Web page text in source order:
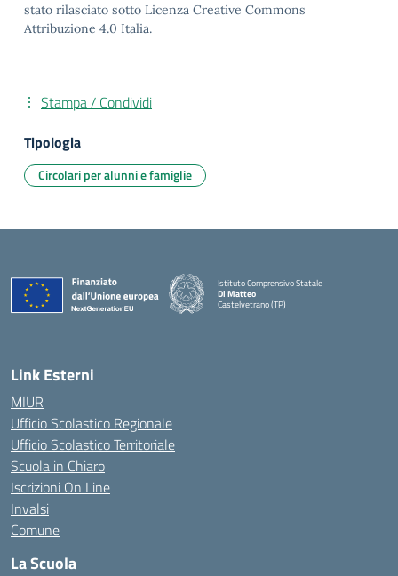
stato rilasciato sotto Licenza Creative Commons
Attribuzione 4.0 Italia.
Stampa / Condividi
Tipologia
Circolari per alunni e famiglie
Istituto Comprensivo Statale
Di Matteo
Castelvetrano (TP)
Link Esterni
MIUR
Ufficio Scolastico Regionale
Ufficio Scolastico Territoriale
Scuola in Chiaro
Iscrizioni On Line
Invalsi
Comune
La Scuola